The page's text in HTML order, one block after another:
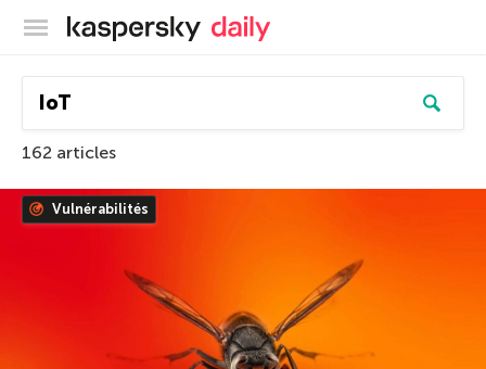
Blog officiel de Kaspersky
162 articles
Vulnérabilités